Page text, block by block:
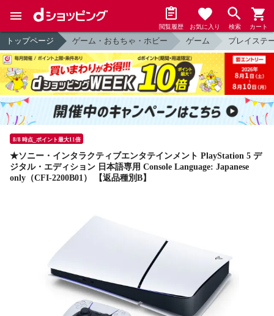
閲覧履歴 お気に入り 検索 カート
トップページ ゲーム・おもちゃ・ホビー ゲーム プレイステ
8/8 時点_ポイント最大11倍
★ソニー・インタラクティブエンタテインメント PlayStation 5 デ
ジタル・エディション 日本語専用 Console Language: Japanese
only（CFI-2200B01） 【返品種別B】